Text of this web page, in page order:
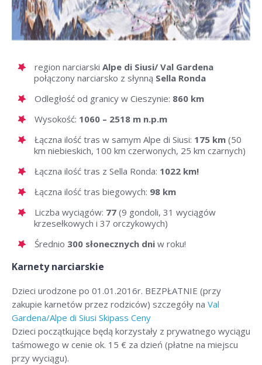
region narciarski Alpe di Siusi/ Val Gardena
połączony narciarsko z słynną Sella Ronda
Odległość od granicy w Cieszynie: 860 km
Wysokość: 1060 – 2518 m n.p.m
Łączna ilość tras w samym Alpe di Siusi: 175 km (50
km niebieskich, 100 km czerwonych, 25 km czarnych)
Łączna ilość tras z Sella Ronda: 1022 km!
Łączna ilość tras biegowych: 98 km
Liczba wyciągów: 77 (9 gondoli, 31 wyciągów
krzesełkowych i 37 orczykowych)
Średnio 300 słonecznych dni w roku!
Karnety narciarskie
Dzieci urodzone po 01.01.2016r. BEZPŁATNIE (przy
zakupie karnetów przez rodziców) szczegóły na Val
Gardena/Alpe di Siusi Skipass Ceny
Dzieci początkujące będą korzystały z prywatnego wyciągu
taśmowego w cenie ok. 15 € za dzień (płatne na miejscu
przy wyciągu).